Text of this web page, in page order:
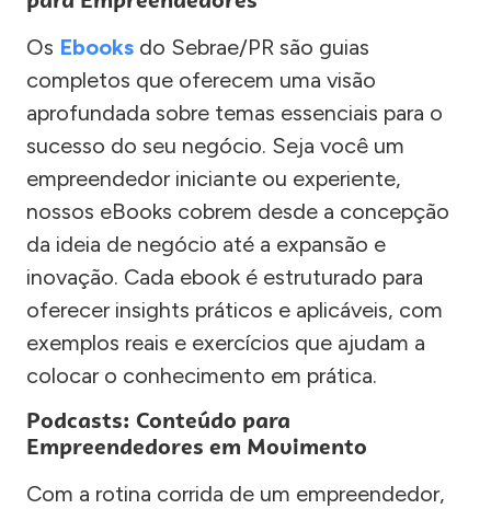
Os Ebooks do Sebrae/PR são guias
completos que oferecem uma visão
aprofundada sobre temas essenciais para o
sucesso do seu negócio. Seja você um
empreendedor iniciante ou experiente,
nossos eBooks cobrem desde a concepção
da ideia de negócio até a expansão e
inovação. Cada ebook é estruturado para
oferecer insights práticos e aplicáveis, com
exemplos reais e exercícios que ajudam a
colocar o conhecimento em prática.
Podcasts: Conteúdo para
Empreendedores em Movimento
Com a rotina corrida de um empreendedor,